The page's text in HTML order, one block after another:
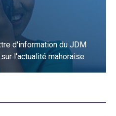
d'information du JDM
l'actualité mahoraise